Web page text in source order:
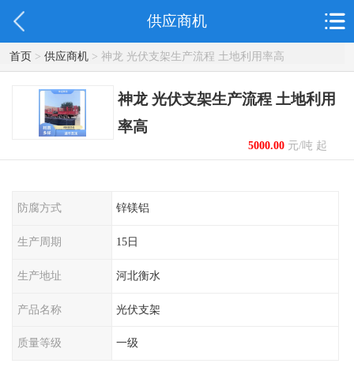
供应商机
首页> 供应商机> 神龙 光伏支架生产流程 土地利用率高
神龙 光伏支架生产流程 土地利用
率高
5000.00元/吨 起
防腐方式 锌镁铝
生产周期 15日
生产地址 河北衡水
产品名称 光伏支架
质量等级 一级